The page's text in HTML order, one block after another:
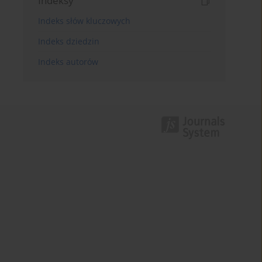
Indeks słów kluczowych
Indeks dziedzin
Indeks autorów